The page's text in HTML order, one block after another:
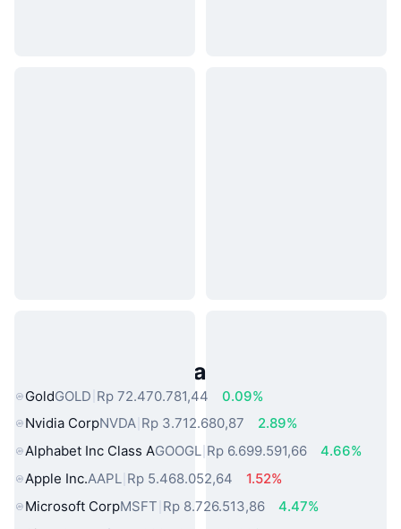
Aset Dunia Nyata Populer
GoldGOLD Rp 72.470.781,44
0.09%
Nvidia CorpNVDA Rp 3.712.680,87
2.89%
Alphabet Inc Class AGOOGL Rp 6.699.591,66
4.66%
Apple Inc.AAPL Rp 5.468.052,64
1.52%
Microsoft CorpMSFT Rp 8.726.513,86
4.47%